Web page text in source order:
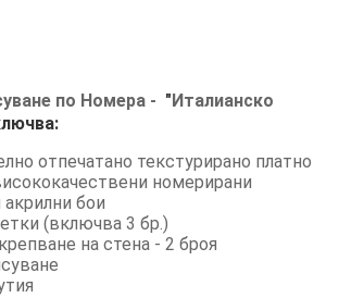
по Номера - "Италианско
отпечатано текстурирано платно
номерирани
бои
(включва 3 бр.)
на стена - 2 броя